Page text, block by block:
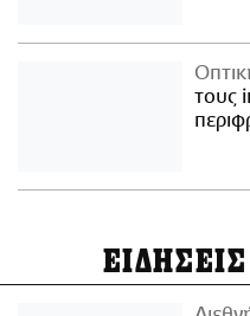
τους
ΕΙΔΗΣΕΙΣ